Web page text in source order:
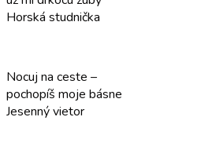
Horská studnička
Nocuj na ceste –
pochopíš moje básne
Jesenný vietor